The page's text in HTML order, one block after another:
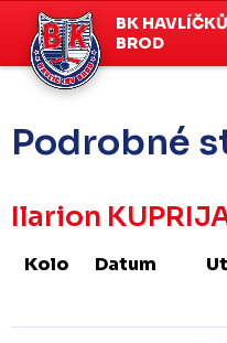
BK
BROD
Podrobné
Ilarion
Kolo Datum